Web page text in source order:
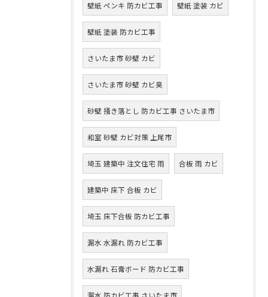
壁紙 ペンキ 防カビ工事 壁紙 塗装 カビ
壁紙 塗装 防カビ工事
さいたま市 砂壁 カビ
さいたま市 砂壁 カビ臭
砂壁 掻き落とし 防カビ工事 さいたま市
和室 砂壁 カビ対策 上尾市
埼玉 建築中 注文住宅 雨 合板 雨 カビ
建築中 床下 合板 カビ
埼玉 床下合板 防カビ工事
漏水 水漏れ 防カビ工事
水漏れ 石膏ボード 防カビ工事
漏水 防カビ工事 さいたま市